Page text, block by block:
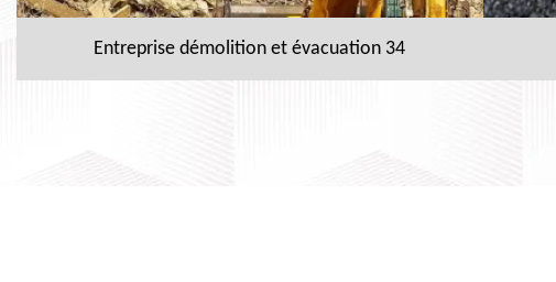
Entreprise démolition et évacuation 34